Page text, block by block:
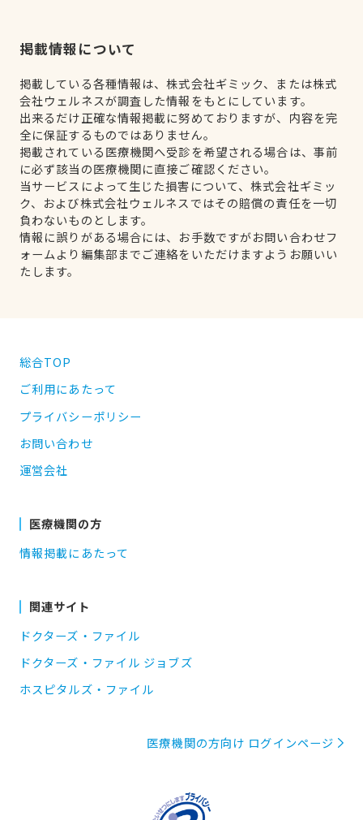
掲載情報について
掲載している各種情報は、株式会社ギミック、または株式
会社ウェルネスが調査した情報をもとにしています。
出来るだけ正確な情報掲載に努めておりますが、内容を完
全に保証するものではありません。
掲載されている医療機関へ受診を希望される場合は、事前
に必ず該当の医療機関に直接ご確認ください。
当サービスによって生じた損害について、株式会社ギミッ
ク、および株式会社ウェルネスではその賠償の責任を一切
負わないものとします。
情報に誤りがある場合には、お手数ですがお問い合わせフ
ォームより編集部までご連絡をいただけますようお願いい
たします。
総合TOP
ご利用にあたって
プライバシーポリシー
お問い合わせ
運営会社
医療機関の方
情報掲載にあたって
関連サイト
ドクターズ・ファイル
ドクターズ・ファイル ジョブズ
ホスピタルズ・ファイル
医療機関の方向け ログインページ